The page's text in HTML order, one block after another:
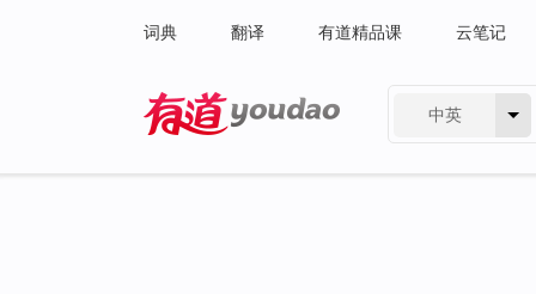
词典 翻译 有道精品课 云笔记
中英